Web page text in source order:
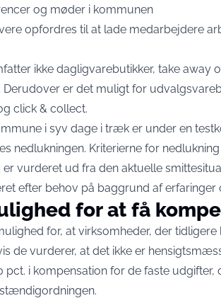
og møder i kommunen
opfordres til at lade medarbejdere
ikke dagligvarebutikker, take away
Derudover er det muligt for
click & collect.
i syv dage i træk er under en
nedlukningen. Kriterierne for
vurderet ud fra den aktuelle
efter behov på baggrund af erfaringer
for at få
for, at virksomheder, der
de vurderer, at det ikke er
pct. i kompensation for de faste udgifter,